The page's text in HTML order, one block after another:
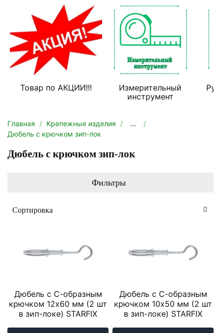
Товар по АКЦИИ!!!
Измерительный
инструмент
Главная Крепежные изделия
...
Дюбель с крючком зип-лок
Дюбель с крючком зип-лок
Фильтры
Дюбель с С-образным
крючком 12х60 мм (2 шт
в зип-локе) STARFIX
Дюбель с С-образным
крючком 10х50 мм (2 шт
в зип-локе) STARFIX